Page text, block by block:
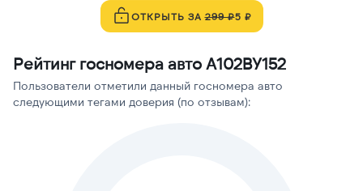
ОТКРЫТЬ ЗА299 ₽5 ₽
Рейтинг госномера авто А102ВУ152
Пользователи отметили данный госномера авто
следующими тегами доверия (по отзывам):